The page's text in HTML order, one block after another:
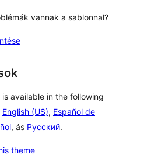
vannak a sablonnal?
available in the following
English (US), Español de
, ás Русский.
theme